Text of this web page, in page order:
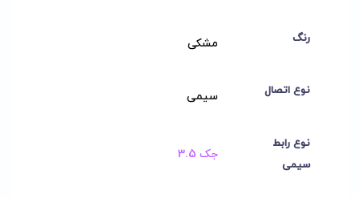
رنگ مشکی
نوع اتصال سیمی
نوع رابط
سیمی
جک 3.5